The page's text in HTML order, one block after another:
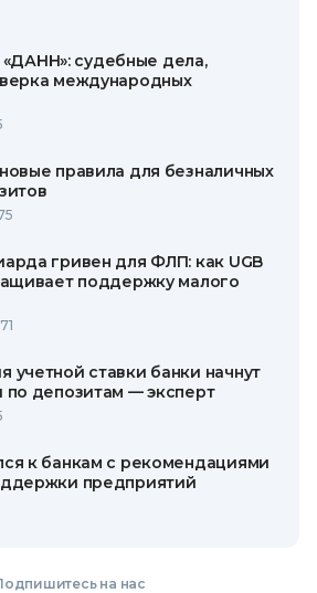
судебные дела,
международных
правила для безналичных
гривен для ФЛП: как UGB
поддержку малого
учетной ставки банки начнут
по депозитам — эксперт
к банкам с рекомендациями
предприятий
на нас